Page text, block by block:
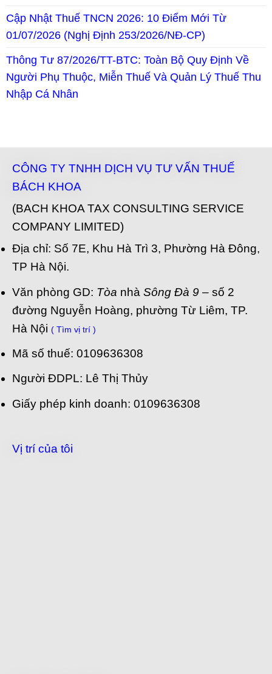
Cập Nhật Thuế TNCN 2026: 10 Điểm Mới Từ
01/07/2026 (Nghị Định 253/2026/NĐ-CP)
Thông Tư 87/2026/TT-BTC: Toàn Bộ Quy Định Về
Người Phụ Thuộc, Miễn Thuế Và Quản Lý Thuế Thu
Nhập Cá Nhân
CÔNG TY TNHH DỊCH VỤ TƯ VẤN THUẾ
BÁCH KHOA
(BACH KHOA TAX CONSULTING SERVICE
COMPANY LIMITED)
Địa chỉ: Số 7E, Khu Hà Trì 3, Phường Hà Đông,
TP Hà Nội.
Văn phòng GD: Tòa nhà Sông Đà 9 – số 2
đường Nguyễn Hoàng, phường Từ Liêm, TP.
Hà Nội ( Tìm vị trí )
Mã số thuế: 0109636308
Người ĐDPL: Lê Thị Thủy
Giấy phép kinh doanh: 0109636308
Vị trí của tôi